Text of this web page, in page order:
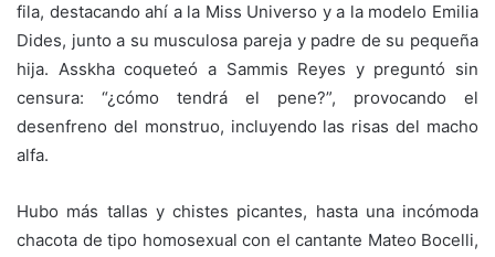
fila, destacando ahí a la Miss Universo y a la modelo Emilia
Dides, junto a su musculosa pareja y padre de su pequeña
hija. Asskha coqueteó a Sammis Reyes y preguntó sin
censura: “¿cómo tendrá el pene?”, provocando el
desenfreno del monstruo, incluyendo las risas del macho
alfa.
Hubo más tallas y chistes picantes, hasta una incómoda
chacota de tipo homosexual con el cantante Mateo Bocelli,